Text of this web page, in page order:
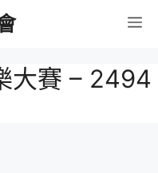
選
單
大賽 – 2494